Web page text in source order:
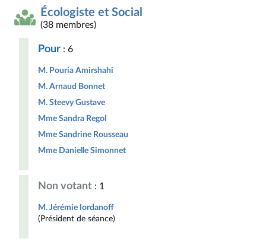
Écologiste et Social
(38 membres)
Pour : 6
M. Pouria Amirshahi
M. Arnaud Bonnet
M. Steevy Gustave
Mme Sandra Regol
Mme Sandrine Rousseau
Mme Danielle Simonnet
Non votant : 1
M. Jérémie Iordanoff
(Président de séance)